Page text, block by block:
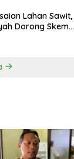
Lahan Sawit,
Dorong Skema